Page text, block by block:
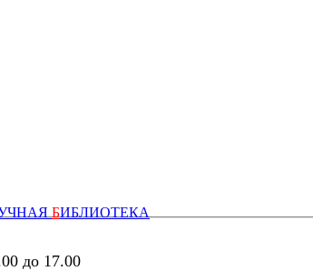
БИБЛИОТЕКА
до 17.00